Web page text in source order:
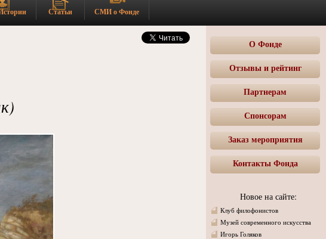
Статьи СМИ о Фонде
О Фонде
Отзывы и рейтинг
Партнерам
Спонсорам
Заказ мероприятия
Контакты Фонда
Новое на сайте:
Клуб филофонистов
Музей современного искусства
Игорь Голяков